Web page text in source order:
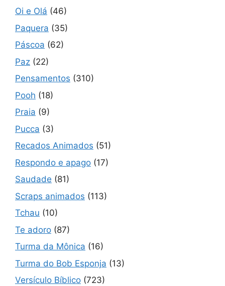
Oi e Olá (46)
Paquera (35)
Páscoa (62)
Paz (22)
Pensamentos (310)
Pooh (18)
Praia (9)
Pucca (3)
Recados Animados (51)
Respondo e apago (17)
Saudade (81)
Scraps animados (113)
Tchau (10)
Te adoro (87)
Turma da Mônica (16)
Turma do Bob Esponja (13)
Versículo Bíblico (723)